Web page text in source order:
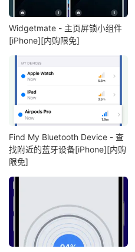
Widgetmate - 主页屏锁小组件
[iPhone][内购限免]
Find My Bluetooth Device - 查
找附近的蓝牙设备[iPhone][内购
限免]